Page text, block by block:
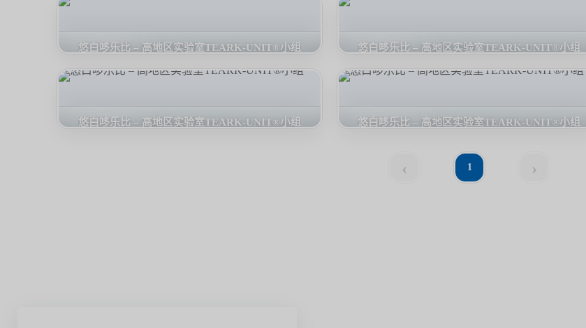
悠白哆乐比 – 高地区实验室TEARK-UNIT®小组 悠白哆乐比 – 高地区实验室TEARK-UNIT®小组
悠白哆乐比 – 高地区实验室TEARK-UNIT®小组 悠白哆乐比 – 高地区实验室TEARK-UNIT®小组
‹ 1 ›